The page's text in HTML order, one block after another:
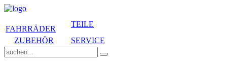
FAHRRÄDER
TEILE
ZUBEHÖR SERVICE